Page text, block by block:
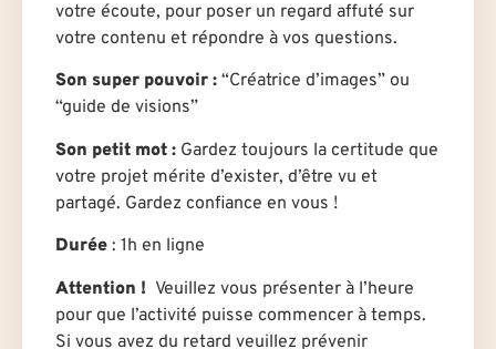
votre écoute, pour poser un regard affuté sur
votre contenu et répondre à vos questions.
Son super pouvoir : “Créatrice d’images” ou
“guide de visions”
Son petit mot : Gardez toujours la certitude que
votre projet mérite d’exister, d’être vu et
partagé. Gardez confiance en vous !
Durée : 1h en ligne
Attention ! Veuillez vous présenter à l’heure
pour que l’activité puisse commencer à temps.
Si vous avez du retard veuillez prévenir